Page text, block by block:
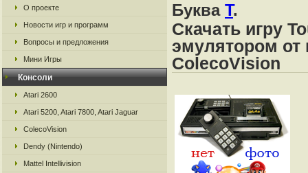
О проекте
Новости игр и программ
Вопросы и предложения
Мини Игры
Консоли
Atari 2600
Atari 5200, Atari 7800, Atari Jaguar
ColecoVision
Dendy (Nintendo)
Mattel Intellivision
Буква T.
Скачать игру
эмулятором от
ColecoVision